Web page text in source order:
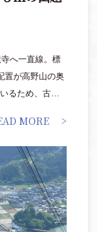
へ一直線。標
置が高野山の奥
るため、古く
MORE